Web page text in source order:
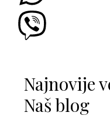
Najnovije
Naš blog